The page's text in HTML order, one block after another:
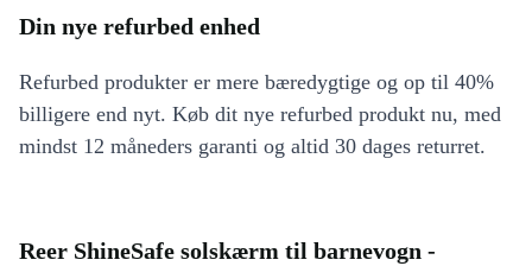
Din nye refurbed enhed
Refurbed produkter er mere bæredygtige og op til 40%
billigere end nyt. Køb dit nye refurbed produkt nu, med
mindst 12 måneders garanti og altid 30 dages returret.
Reer ShineSafe solskærm til barnevogn -